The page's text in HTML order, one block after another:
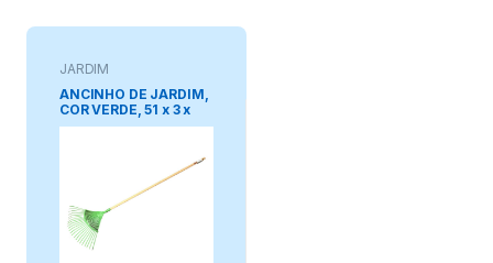
JARDIM
ANCINHO DE JARDIM,
COR VERDE, 51 x 3 x
158 cm